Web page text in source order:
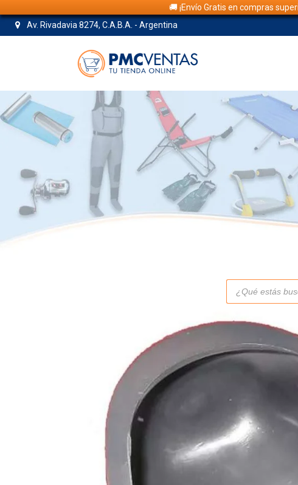
🚚 ¡Envío Gratis en compras
Av. Rivadavia 8274, C.A.B.A. - Argentina
Búsqueda
productos